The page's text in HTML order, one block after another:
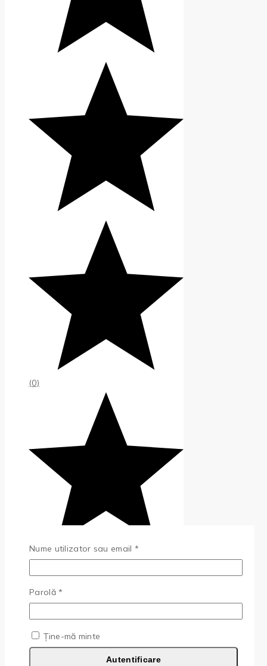
(0)
Nume utilizator sau email *
Parolă*
Ține-mă minte
Autentificare